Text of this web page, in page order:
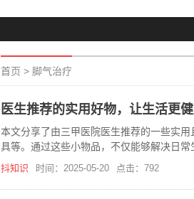
首页 > 脚气治疗
医生推荐的实用好物，让生活更
本文分享了由三甲医院医生推荐的一些实
具等。通过这些小物品，不仅能够解决日
康。
抖知识 时间：2025-05-20 点击：792